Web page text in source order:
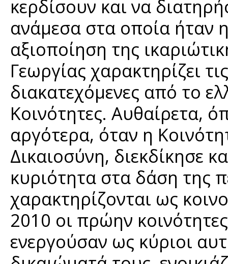
κερδίσουν και να
ανάμεσα στα οποία ήταν
αξιοποίηση της
Γεωργίας χαρακτηρίζει
διακατεχόμενες από το
Κοινότητες. Αυθαίρετα,
αργότερα, όταν η
Δικαιοσύνη, διεκδίκησε
κυριότητα στα δάση της
χαρακτηρίζονται ως
2010 οι πρώην
ενεργούσαν ως κύριοι